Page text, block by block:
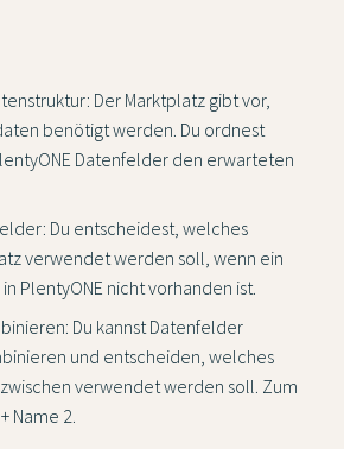
Der Marktplatz gibt vor,
benötigt werden. Du ordnest
Datenfelder den erwarteten
Du entscheidest, welches
verwendet werden soll, wenn ein
PlentyONE nicht vorhanden ist.
Du kannst Datenfelder
und entscheiden, welches
verwendet werden soll. Zum
Name 2.